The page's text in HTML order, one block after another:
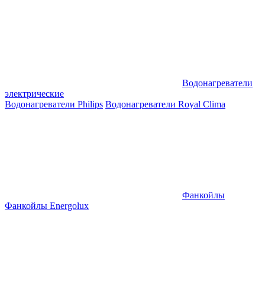
Водонагреватели
электрические
Водонагреватели Philips Водонагреватели Royal Clima
Фанкойлы
Фанкойлы Energolux